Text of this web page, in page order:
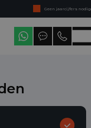
Geen jaarcijfers nodig
Direct uit voorraad leverbaar
Levering in heel Nederland